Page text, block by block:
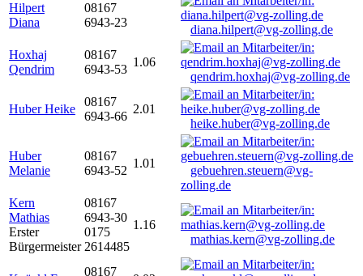
Hilpert
Diana
08167
6943-23
diana.hilpert@vg-zolling.de
Hoxhaj
Qendrim
08167
6943-53
1.06
qendrim.hoxhaj@vg-zolling.de
Huber Heike
08167
6943-66
2.01
heike.huber@vg-zolling.de
Huber
Melanie
08167
6943-52
1.01
gebuehren.steuern@vg-
zolling.de
Kern
Mathias
Erster
Bürgermeister
08167
6943-30
0175
2614485
1.16
mathias.kern@vg-zolling.de
08167